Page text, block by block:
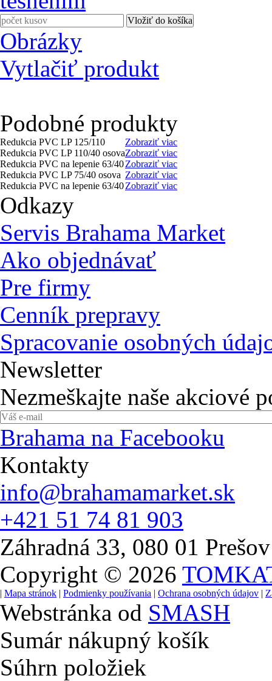
Obrázky
Vytlačiť produkt
Podobné produkty
Redukcia PVC LP 125/110
Zobraziť viac
Redukcia PVC LP 110/40 osovaZobraziť viac
Redukcia PVC na lepenie 63/40Zobraziť viac
Redukcia PVC LP 75/40 osova Zobraziť viac
Redukcia PVC na lepenie 63/40Zobraziť viac
Odkazy
Servis Brahama Market
Ako objednávať
Pre firmy
Cenník prepravy
Spracovanie osobných
Newsletter
Nezmeškajte naše akciové
Brahama na Facebooku
Kontakty
info@brahamamarket.sk
+421 51 74 81 903
Záhradná 33, 080 01 Prešov
Copyright © 2026
| Mapa stránok | Podmienky používania | Ochrana osobných údajov |
Webstránka od SMASH
Sumár nákupný košík
Súhrn položiek